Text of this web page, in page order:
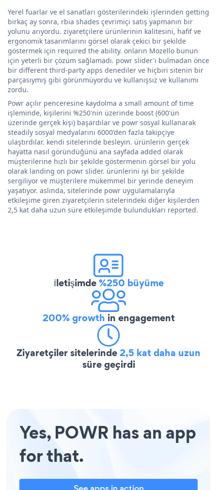
Yerel fuarlar ve el sanatları gösterilerindeki işlerinden getting
birkaç ay sonra, rbia shades çevrimiçi satış yapmanın bir
yolunu arıyordu. ziyaretçilere ürünlerinin kalitesini, hafif ve
ergonomik tasarımlarını görsel olarak çekici bir şekilde
göstermek için required the ability. onların Mozello bunun
için yeterli bir çözüm sağlamadı. powr slider'ı bulmadan önce
bir different third-party apps denediler ve hiçbiri sitenin bir
parçasıymış gibi görünmüyordu ve kullanışsız ve kullanımı
zordu.
Powr açılır penceresine kaydolma a small amount of time
işleminde, kişilerini %250'nin üzerinde boost (600'ün
üzerinde gerçek kişi) başardılar ve powr sosyal kullanarak
steadily sosyal medyalarını 6000'den fazla takipçiye
ulaştırdılar. kendi sitelerinde besleyin. ürünlerin gerçek
hayatta nasıl göründüğünü ana sayfada added olarak
müşterilerine hızlı bir şekilde göstermenin görsel bir yolu
olarak landing on powr slider. ürünlerini iyi bir şekilde
sergiliyor ve müşterilere mükemmel bir yerinde deneyim
yaşatıyor. aslında, sitelerinde powr uygulamalarıyla
etkileşime giren ziyaretçilerin sitelerindeki diğer kişilerden
2,5 kat daha uzun süre etkileşimde bulundukları reported.
İletişimde%250 büyüme
200% growth in engagement
Ziyaretçiler sitelerinde2,5 kat daha uzun
süre geçirdi
Yes, POWR has an app
for that.